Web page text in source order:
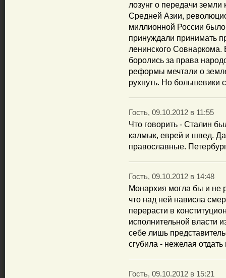
лозунг о передачи
Средней Азии,
миллионной России
принуждали принимать
ленинского
боролись за права
реформы мечтали о
рухнуть. Но большевики
Гость, 09.10.2012 в 11:55
Что говорить - Сталин
калмык, еврей и швед.
православные.
Гость, 09.10.2012 в 14:48
Монархия могла бы и не
что над ней нависла
перерасти в
исполнительной власти
себе лишь
сгубила - нежелая
Гость, 09.10.2012 в 15:21